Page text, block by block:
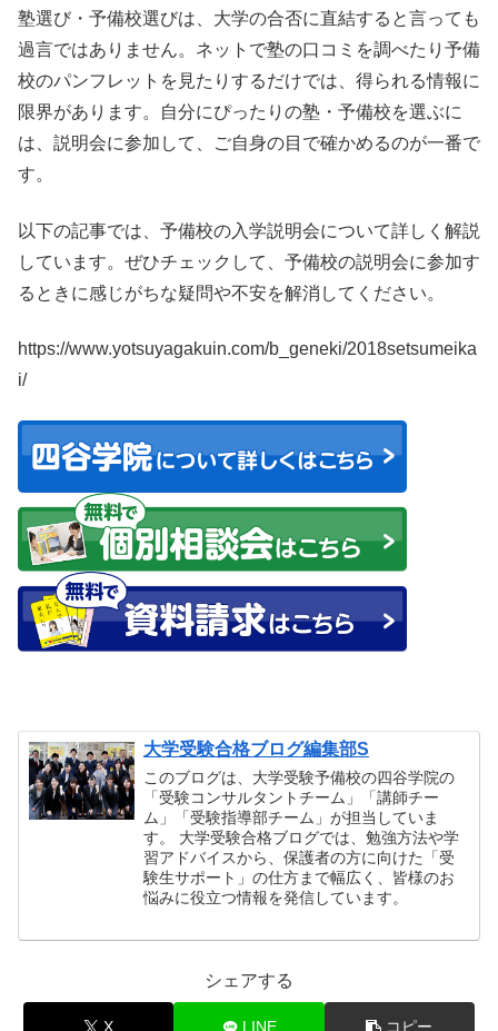
塾選び・予備校選びは、大学の合否に直結すると言っても
過言ではありません。ネットで塾の口コミを調べたり予備
校のパンフレットを見たりするだけでは、得られる情報に
限界があります。自分にぴったりの塾・予備校を選ぶに
は、説明会に参加して、ご自身の目で確かめるのが一番で
す。
以下の記事では、予備校の入学説明会について詳しく解説
しています。ぜひチェックして、予備校の説明会に参加す
るときに感じがちな疑問や不安を解消してください。
https://www.yotsuyagakuin.com/b_geneki/2018setsumeika
i/
大学受験合格ブログ編集部S
このブログは、大学受験予備校の四谷学院の
「受験コンサルタントチーム」「講師チー
ム」「受験指導部チーム」が担当していま
す。 大学受験合格ブログでは、勉強方法や学
習アドバイスから、保護者の方に向けた「受
験生サポート」の仕方まで幅広く、皆様のお
悩みに役立つ情報を発信しています。
シェアする
X LINE コピー